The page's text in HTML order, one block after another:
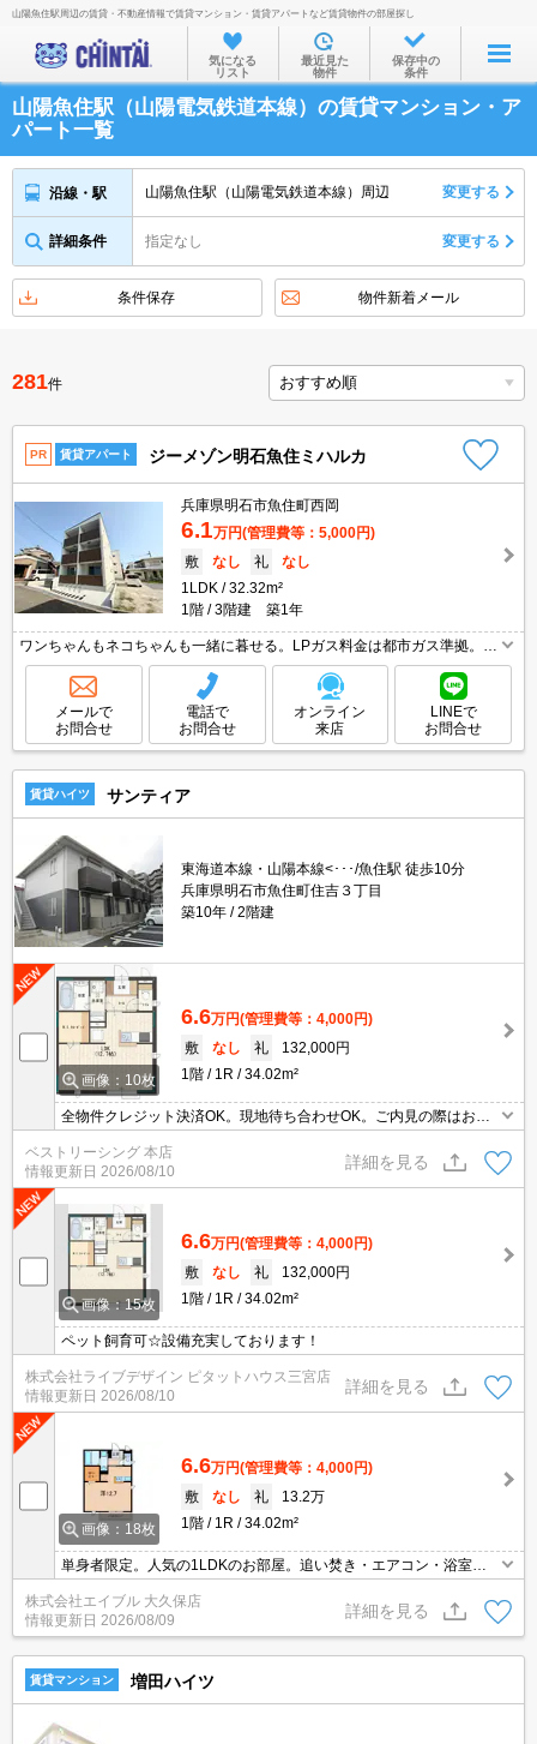
お部屋を探す
沿線・駅から
住所から
家賃相場から
不動産会社から
山陽魚住駅周辺の賃貸・不動産情報で賃貸マンション・賃貸アパートなど賃貸物件の部屋探し
気になる
リスト
最近見た
物件
保存中の
条件
山陽魚住駅（山陽電気鉄道本線）の賃貸マンション・ア
パート一覧
沿線・駅 山陽魚住駅（山陽電気鉄道本線）周辺 変更する
詳細条件 指定なし 変更する
条件保存 物件新着メール
281件
PR 賃貸アパート ジーメゾン明石魚住ミハルカ
兵庫県明石市魚住町西岡
6.1万円(管理費等：5,000円)
敷
なし 礼
なし
1LDK
32.32m²
1階
3階建 築1年
ワンちゃんもネコちゃんも一緒に暮せる。LPガス料金は都市ガス準拠。バ
イク駐輪無料。サポートシステム加入要1,100円/月。退去時清掃費46,200
円。退去時、エアコン洗浄代16,500円。
メールで
お問合せ
電話で
お問合せ
オンライン
来店
LINEで
お問合せ
賃貸ハイツ サンティア
東海道本線・山陽本線<･･･/魚住駅 徒歩10分
兵庫県明石市魚住町住吉３丁目
築10年
2階建
画像：10枚
6.6万円(管理費等：4,000円)
敷
なし 礼
132,000円
1階
1R 34.02m²
全物件クレジット決済OK。現地待ち合わせOK。ご内見の際はお気
軽にお問い合わせください。
ベストリーシング 本店
情報更新日 2026/08/10
詳細を見る
画像：15枚
6.6万円(管理費等：4,000円)
敷
なし 礼
132,000円
1階
1R 34.02m²
ペット飼育可☆設備充実しております！
株式会社ライブデザイン ピタットハウス三宮店
情報更新日 2026/08/10
詳細を見る
画像：18枚
6.6万円(管理費等：4,000円)
敷
なし 礼
13.2万
1階
1R 34.02m²
単身者限定。人気の1LDKのお部屋。追い焚き・エアコン・浴室乾
燥機付きで設備充実!。ウォークインクローゼット付で収納自慢で
す。小型犬・猫計1匹まで飼育可。退去時、ルームクリーニング料
金38,500円。
株式会社エイブル 大久保店
情報更新日 2026/08/09
詳細を見る
賃貸マンション 増田ハイツ